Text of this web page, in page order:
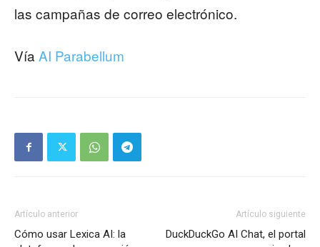
las campañas de correo electrónico.
Vía AI Parabellum
Artículo anterior
Cómo usar Lexica AI: la
Artículo siguiente
DuckDuckGo AI Chat, el portal